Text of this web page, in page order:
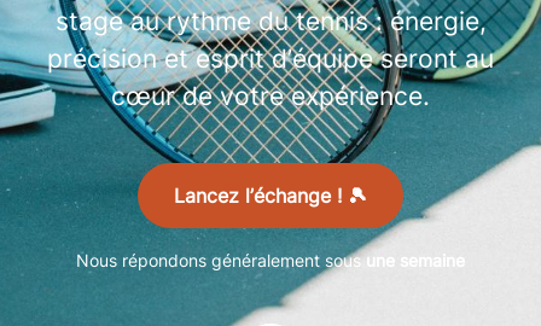
stage au rythme du tennis : énergie,
précision et esprit d’équipe seront au
cœur de votre expérience.
Lancez l’échange ! 🎾
Nous répondons généralement sousune semaine